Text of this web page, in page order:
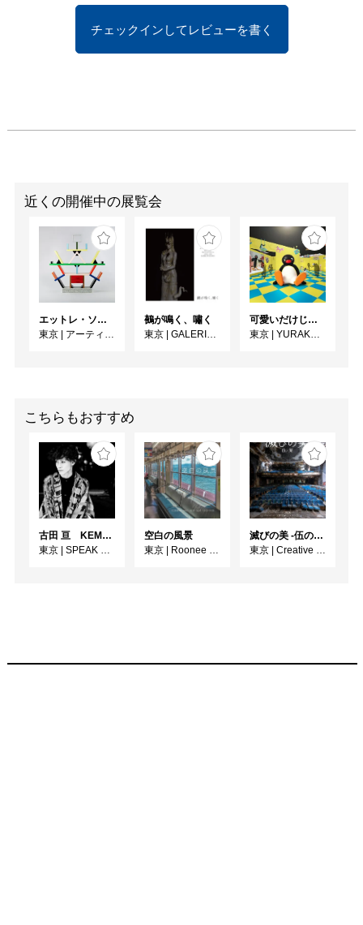
チェックインしてレビューを書く
近くの開催中の展覧会
エットレ・ソットサス —魔法がはじまるとき、デザインは生まれる
東京
アーティゾン美術館
鵺が鳴く、嘯く
東京
GALERIE SOL
可愛いだけじゃない！？ピングー展
東京
YURAKUCHO MUSEUM（有楽町ミュージアム）
こちらもおすすめ
古田 亘 KEMONOHARA －玉城裕規－
東京
SPEAK FOR WALL
空白の風景
東京
Roonee 247 fine arts
滅びの美 -伍の廃-
東京
Creative / Art Gallery CORSO